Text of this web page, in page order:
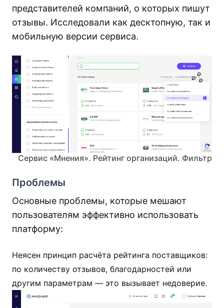
представителей компаний, о которых пишут
отзывы. Исследовали как десктопную, так и
мобильную версии сервиса.
Сервис «Мнения». Рейтинг организаций. Фильтр
Проблемы
Основные проблемы, которые мешают
пользователям эффективно использовать
платформу:
Неясен принцип расчёта рейтинга поставщиков:
по количеству отзывов, благодарностей или
другим параметрам — это вызывает недоверие.